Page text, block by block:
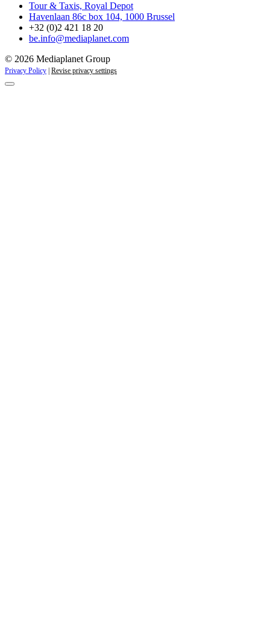
Tour & Taxis, Royal Depot
Havenlaan 86c box 104, 1000 Brussel
+32 (0)2 421 18 20
be.info@mediaplanet.com
© 2026 Mediaplanet Group
Privacy Policy Revise privacy settings